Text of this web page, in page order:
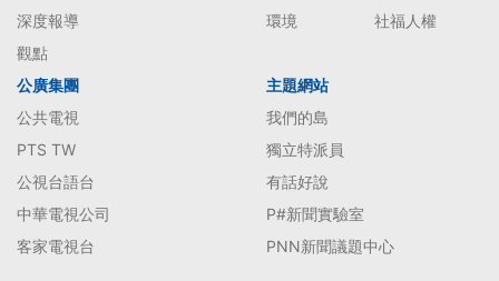
深度報導
觀點
環境
社福人權
公廣集團
公共電視
PTS TW
公視台語台
中華電視公司
客家電視台
主題網站
我們的島
獨立特派員
有話好說
P#新聞實驗室
PNN新聞議題中心